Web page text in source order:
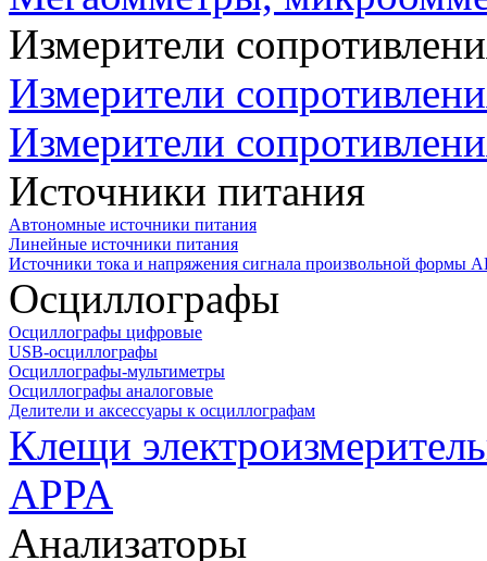
Измерители
Измерители
Измерители
Источники питания
Автономные источники питания
Линейные источники питания
Источники тока и напряжения сигнала произвольной формы
Осциллографы
Осциллографы цифровые
USB-осциллографы
Осциллографы-мультиметры
Осциллографы аналоговые
Делители и аксессуары к осциллографам
Клещи
APPA
Анализаторы